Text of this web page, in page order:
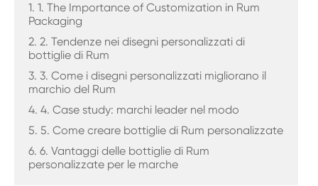
1. 1. The Importance of Customization in Rum
Packaging
2. 2. Tendenze nei disegni personalizzati di
bottiglie di Rum
3. 3. Come i disegni personalizzati migliorano il
marchio del Rum
4. 4. Case study: marchi leader nel modo
5. 5. Come creare bottiglie di Rum personalizzate
6. 6. Vantaggi delle bottiglie di Rum
personalizzate per le marche